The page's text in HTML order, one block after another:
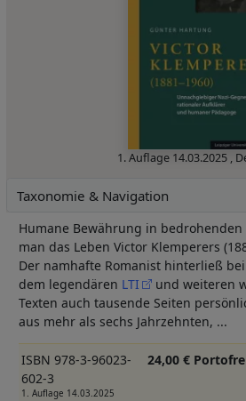
1. Auflage 14.03.2025 ,
Taxonomie & Navigation
Humane Bewährung in bedrohenden
man das Leben Victor Klemperers
Der namhafte Romanist hinterließ
dem legendären LTI
und weiteren
Texten auch tausende Seiten
aus mehr als sechs Jahrzehnten, ...
ISBN 978-3-96023-
602-3
1. Auflage 14.03.2025
24,00 €